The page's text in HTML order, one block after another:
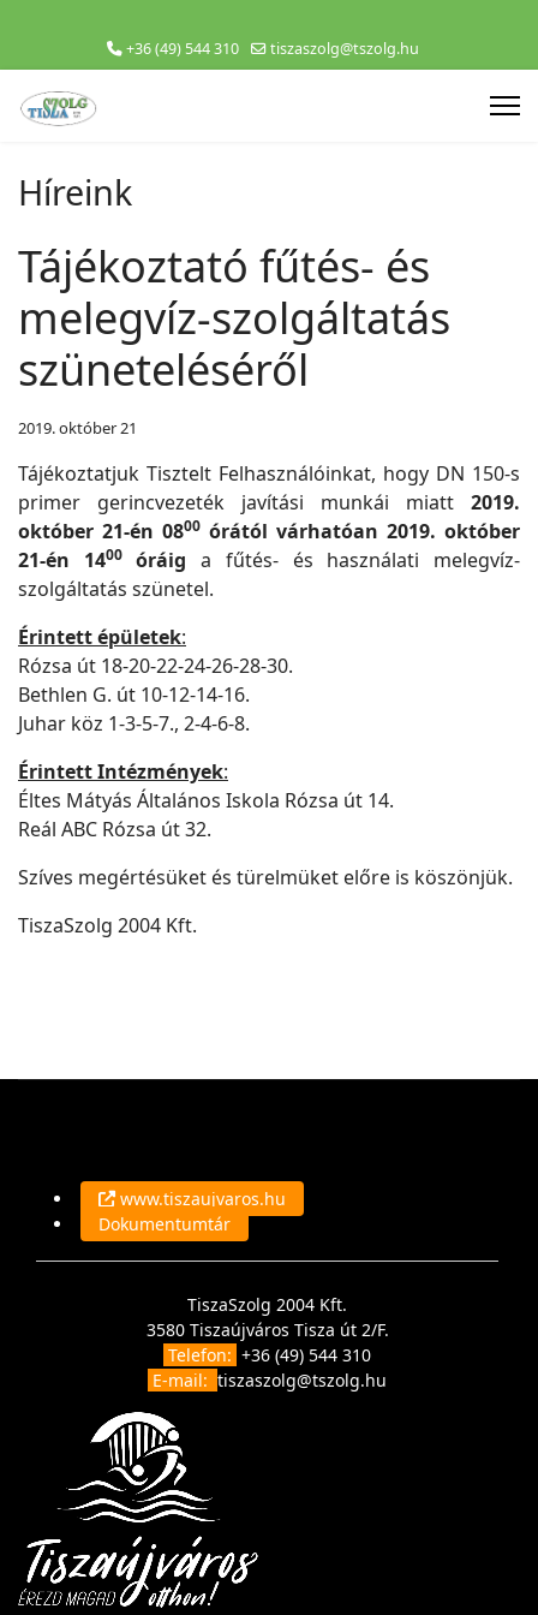
+36 (49) 544 310 tiszaszolg@tszolg.hu
Híreink
Tájékoztató fűtés- és
melegvíz-szolgáltatás
szüneteléséről
2019. október 21
Tájékoztatjuk Tisztelt Felhasználóinkat, hogy DN 150-s
primer gerincvezeték javítási munkái miatt 2019.
október 21-én 0800 órától várhatóan 2019. október
21-én 1400 óráig a fűtés- és használati melegvíz-
szolgáltatás szünetel.
Érintett épületek:
Rózsa út 18-20-22-24-26-28-30.
Bethlen G. út 10-12-14-16.
Juhar köz 1-3-5-7., 2-4-6-8.
Érintett Intézmények:
Éltes Mátyás Általános Iskola Rózsa út 14.
Reál ABC Rózsa út 32.
Szíves megértésüket és türelmüket előre is köszönjük.
TiszaSzolg 2004 Kft.
www.tiszaujvaros.hu
Dokumentumtár
TiszaSzolg 2004 Kft.
3580 Tiszaújváros Tisza út 2/F.
Telefon: +36 (49) 544 310
E-mail: tiszaszolg@tszolg.hu